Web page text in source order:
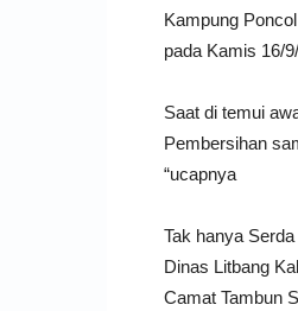
Kampung
pada Kamis 16/
Saat di temui
Pembersihan
“ucapnya
Tak hanya
Dinas Litbang
Camat Tambun